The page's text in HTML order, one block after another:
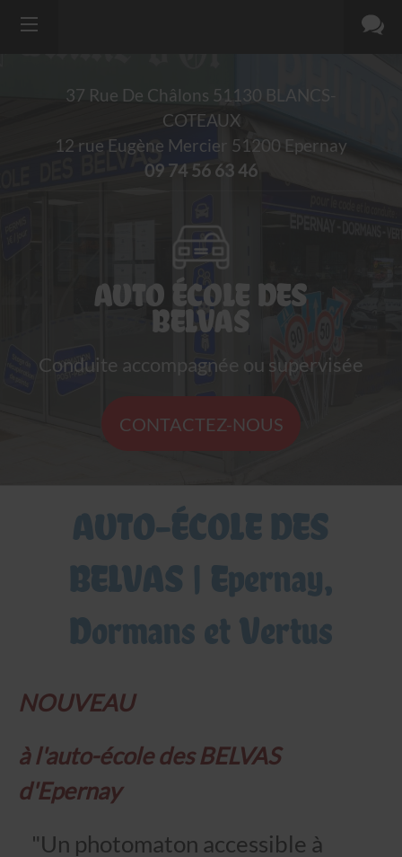
37 Rue De Châlons 51130 BLANCS-
COTEAUX
12 rue Eugène Mercier 51200 Epernay
09 74 56 63 46
AUTO ÉCOLE DES
BELVAS
Conduite accompagnée ou supervisée
CONTACTEZ-NOUS
AUTO-ÉCOLE DES
BELVAS | Epernay,
Dormans et Vertus
NOUVEAU
à l'auto-école des BELVAS
d'Epernay
"Un photomaton accessible à